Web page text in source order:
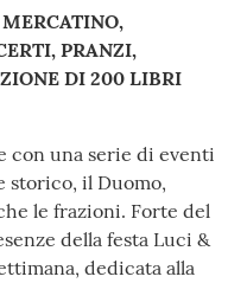
PRANZI,
DI 200 LIBRI
con una serie di eventi
storico, il Duomo,
le frazioni. Forte del
della festa Luci &
dedicata alla